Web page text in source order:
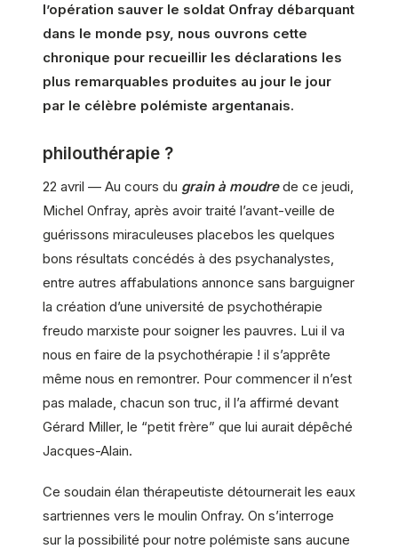
l’opération sauver le soldat Onfray débarquant
dans le monde psy, nous ouvrons cette
chronique pour recueillir les déclarations les
plus remarquables produites au jour le jour
par le célèbre polémiste argentanais.
philouthérapie ?
22 avril — Au cours du grain à moudre de ce jeudi,
Michel Onfray, après avoir traité l’avant-veille de
guérissons miraculeuses placebos les quelques
bons résultats concédés à des psychanalystes,
entre autres affabulations annonce sans barguigner
la création d’une université de psychothérapie
freudo marxiste pour soigner les pauvres. Lui il va
nous en faire de la psychothérapie ! il s’apprête
même nous en remontrer. Pour commencer il n’est
pas malade, chacun son truc, il l’a affirmé devant
Gérard Miller, le “petit frère” que lui aurait dépêché
Jacques-Alain.
Ce soudain élan thérapeutiste détournerait les eaux
sartriennes vers le moulin Onfray. On s’interroge
sur la possibilité pour notre polémiste sans aucune